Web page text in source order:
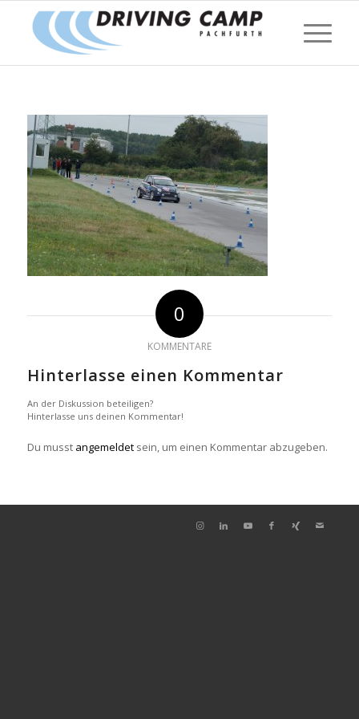
0
KOMMENTARE
Hinterlasse einen Kommentar
An der Diskussion beteiligen?
Hinterlasse uns deinen Kommentar!
Du musst angemeldetsein, um einen Kommentar abzugeben.